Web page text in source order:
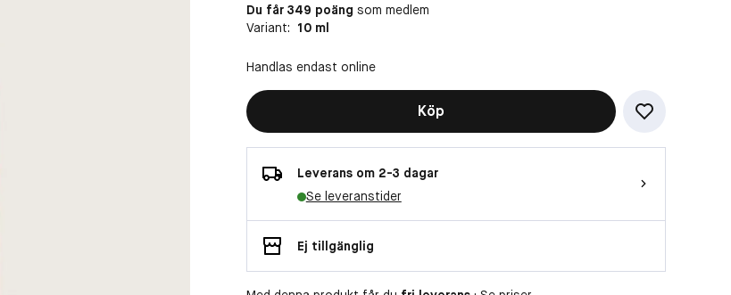
Variant: 10 ml
Du får 349 poäng som medlem
Handlas endast online
Köp
Leverans om 2-3 dagar
Se leveranstider
Ej tillgänglig